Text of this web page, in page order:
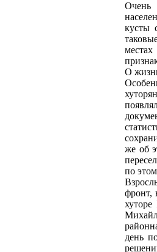
Очень
кусты
О
же об
по
фронт,
день